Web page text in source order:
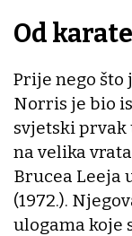
Od
Prije nego što
Norris je bio
svjetski prvak
na velika
Brucea Leeja
(1972.).
ulogama koje